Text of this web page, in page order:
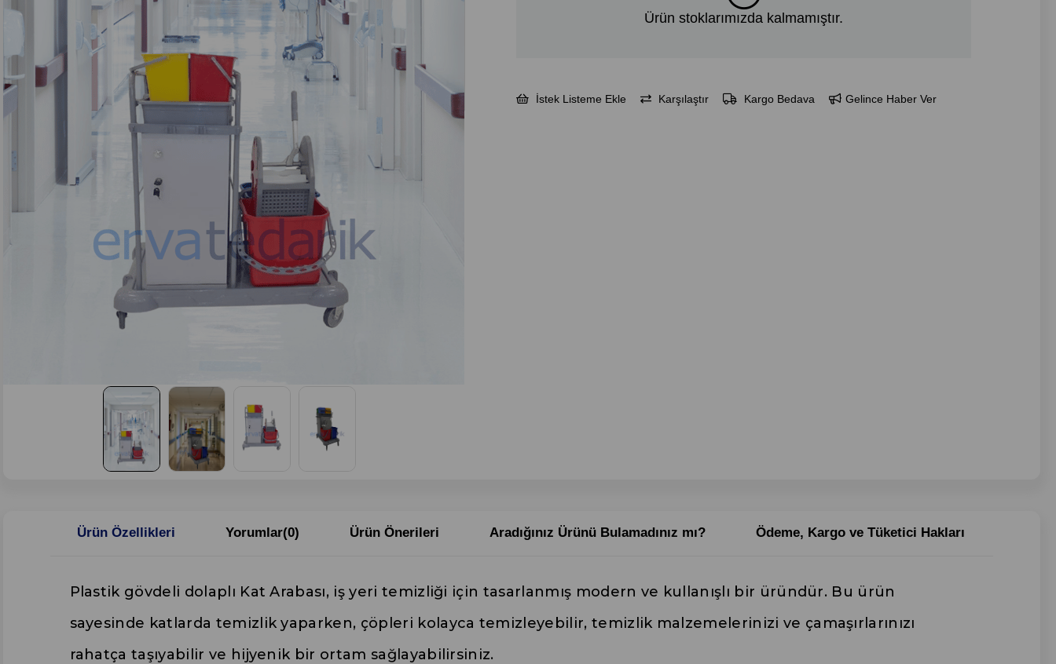
Ürün stoklarımızda kalmamıştır.
İstek Listeme Ekle Karşılaştır Kargo Bedava Gelince Haber Ver
Ürün Özellikleri Yorumlar(0) Ürün Önerileri Aradığınız Ürünü Bulamadınız mı? Ödeme, Kargo ve Tüketici Hakları
Plastik gövdeli dolaplı Kat Arabası, iş yeri temizliği için tasarlanmış modern ve kullanışlı bir üründür. Bu ürün
sayesinde katlarda temizlik yaparken, çöpleri kolayca temizleyebilir, temizlik malzemelerinizi ve çamaşırlarınızı
rahatça taşıyabilir ve hijyenik bir ortam sağlayabilirsiniz.